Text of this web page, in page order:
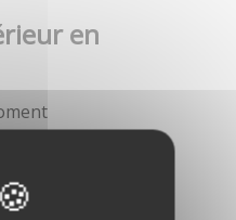
en